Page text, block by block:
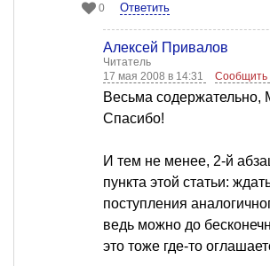
0 Ответить
Алексей Привалов
Читатель
17 мая 2008 в 14:31
Сообщить
Весьма содержательно,
Спасибо!
И тем не менее, 2-й
пункта этой статьи:
поступления
ведь можно до
это тоже где-то